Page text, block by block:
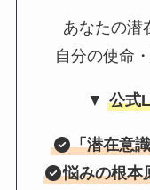
あなたの潜
自分の使命
▼ 公式
「潜在意
悩みの根本